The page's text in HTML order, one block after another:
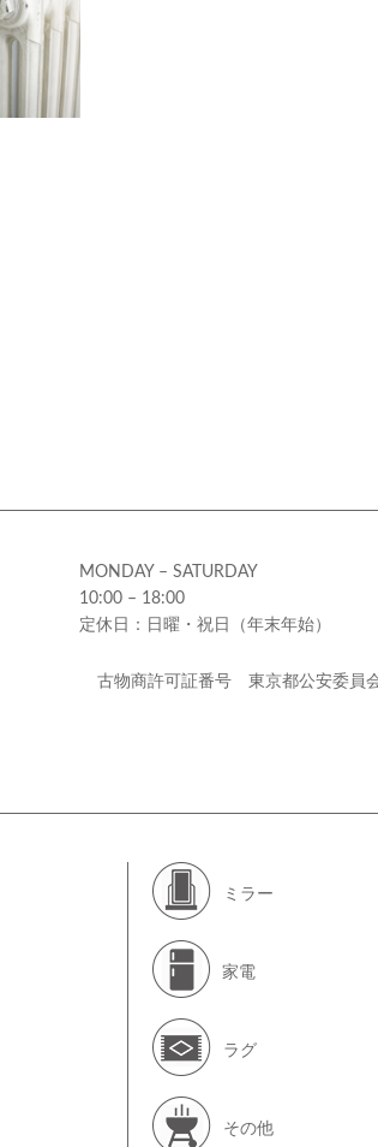
MONDAY – SATURDAY
10:00 – 18:00
定休日：日曜・祝日（年末年始）
古物商許可証番号 東京都公安委員
ミラー
家電
ラグ
その他